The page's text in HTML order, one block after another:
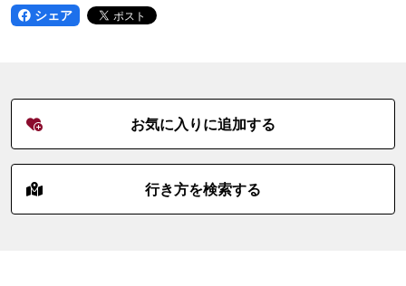
シェア
お気に入りに追加する
行き方を検索する